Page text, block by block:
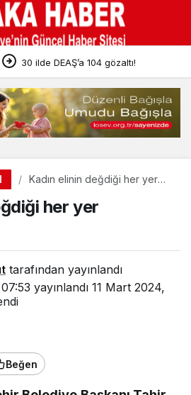
30 ilde DEAŞ’a 104 gözaltı!
Kadın elinin değdiği her yer
her yer
tarafından yayınlandı
yayınlandı 11 Mart 2024,
Beğen